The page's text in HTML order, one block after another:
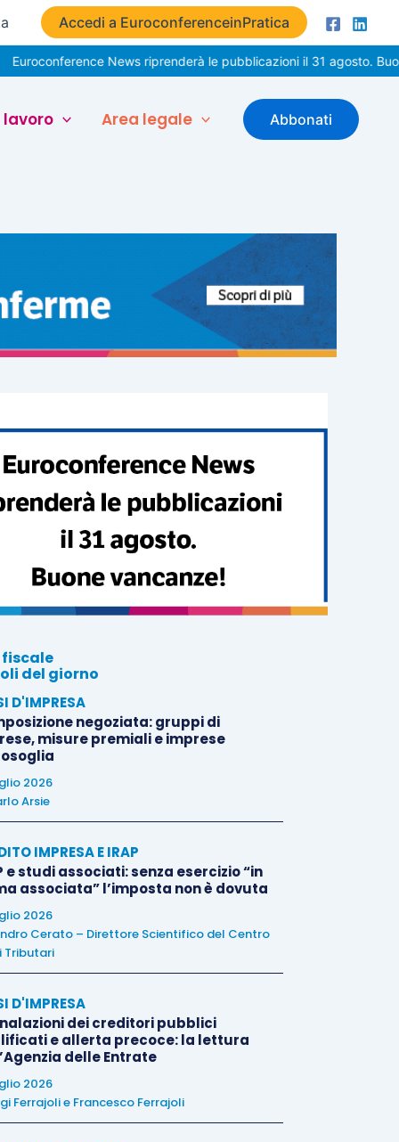
Accedi a EuroconferenceinPratica
News riprenderà le pubblicazioni il 31 agosto. Buone
lavoro Area legale Abbonati
del giorno
D'IMPRESA
negoziata: gruppi di
misure premiali e imprese
2026
Arsie
IMPRESA E IRAP
e studi associati: senza esercizio “in
associata” l’imposta non è dovuta
2026
Cerato – Direttore Scientifico del Centro
Tributari
D'IMPRESA
dei creditori pubblici
e allerta precoce: la lettura
delle Entrate
2026
Ferrajolie Francesco Ferrajoli